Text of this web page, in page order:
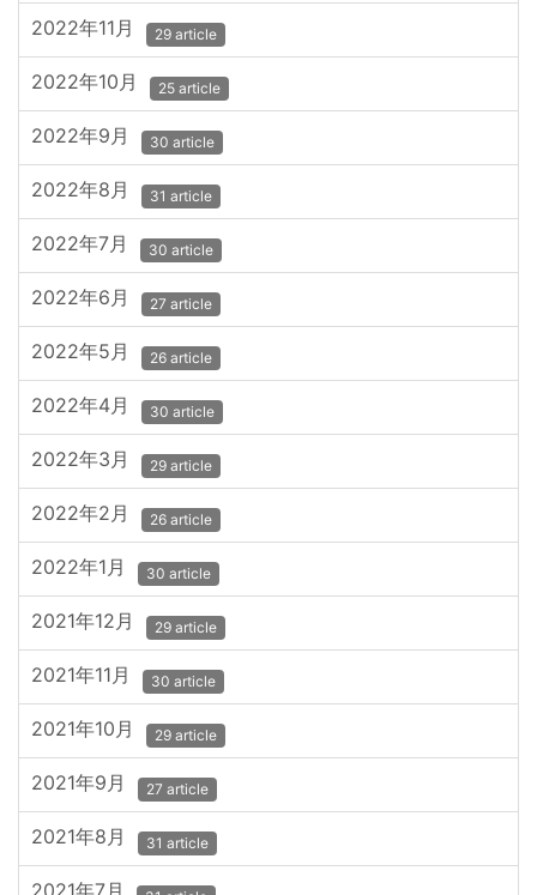
2022年11月 29 article
2022年10月 25 article
2022年9月 30 article
2022年8月 31 article
2022年7月 30 article
2022年6月 27 article
2022年5月 26 article
2022年4月 30 article
2022年3月 29 article
2022年2月 26 article
2022年1月 30 article
2021年12月 29 article
2021年11月 30 article
2021年10月 29 article
2021年9月 27 article
2021年8月 31 article